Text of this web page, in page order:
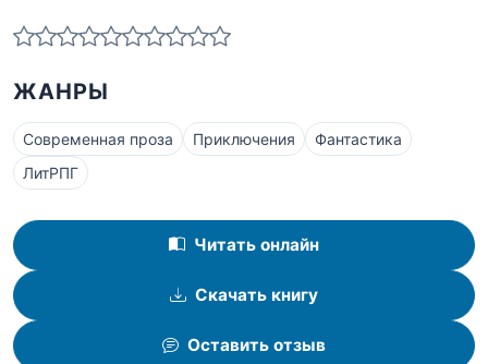
ЖАНРЫ
Современная проза Приключения
Фантастика
ЛитРПГ
Читать онлайн
Скачать книгу
Оставить отзыв